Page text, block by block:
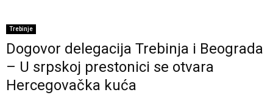
Trebinje
Dogovor delegacija Trebinja i Beograda
– U srpskoj prestonici se otvara
Hercegovačka kuća